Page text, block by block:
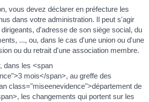
vous devez déclarer en préfecture les
dans votre administration. Il peut s'agir
d'adresse de son siège social, du
..., ou, dans le cas d'une union ou d'une
ou du retrait d'une association membre.
dans les <span
mois</span>, au greffe des
class="miseenevidence">département de
les changements qui portent sur les